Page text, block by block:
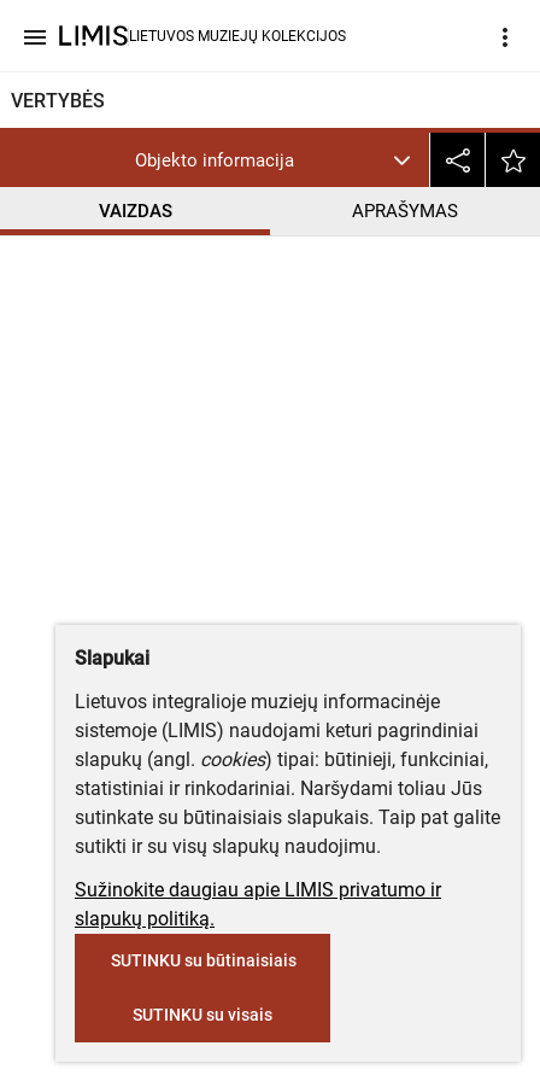
menu LIETUVOS MUZIEJŲ KOLEKCIJOS more_vert
VERTYBĖS
Objekto informacija
VAIZDAS APRAŠYMAS
Slapukai
Lietuvos integralioje muziejų informacinėje
sistemoje (LIMIS) naudojami keturi pagrindiniai
slapukų (angl. cookies) tipai: būtinieji, funkciniai,
statistiniai ir rinkodariniai. Naršydami toliau Jūs
sutinkate su būtinaisiais slapukais. Taip pat galite
sutikti ir su visų slapukų naudojimu.
Sužinokite daugiau apie LIMIS privatumo ir
slapukų politiką.
SUTINKU su būtinaisiais
SUTINKU su visais